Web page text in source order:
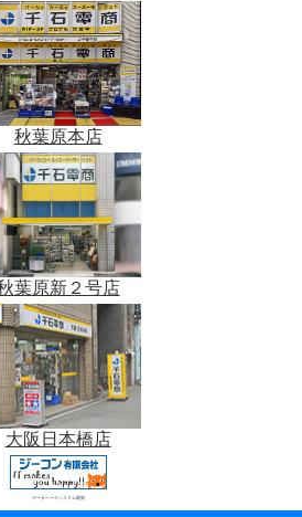
秋葉原本店
葉原新２号店
大阪日本橋店
データベースシステム開発